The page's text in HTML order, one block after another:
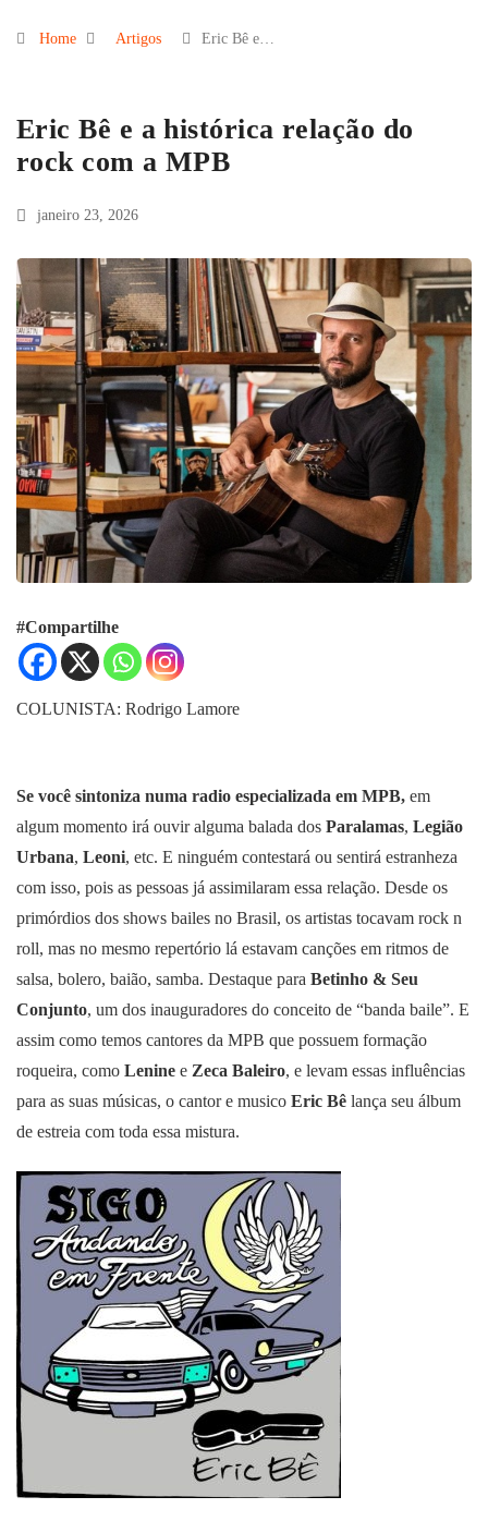
Home Artigos Eric Bê e…
Eric Bê e a histórica relação do
rock com a MPB
janeiro 23, 2026
#Compartilhe
COLUNISTA: Rodrigo Lamore
Se você sintoniza numa radio especializada em MPB, em
algum momento irá ouvir alguma balada dos Paralamas, Legião
Urbana, Leoni, etc. E ninguém contestará ou sentirá estranheza
com isso, pois as pessoas já assimilaram essa relação. Desde os
primórdios dos shows bailes no Brasil, os artistas tocavam rock n
roll, mas no mesmo repertório lá estavam canções em ritmos de
salsa, bolero, baião, samba. Destaque para Betinho & Seu
Conjunto, um dos inauguradores do conceito de “banda baile”. E
assim como temos cantores da MPB que possuem formação
roqueira, como Lenine e Zeca Baleiro, e levam essas influências
para as suas músicas, o cantor e musico Eric Bê lança seu álbum
de estreia com toda essa mistura.